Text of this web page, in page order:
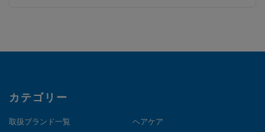
カテゴリー
取扱ブランド一覧 ヘアケア